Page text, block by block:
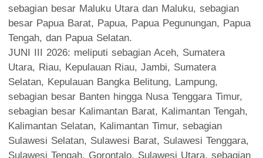
sebagian besar Maluku Utara dan Maluku, sebagian
besar Papua Barat, Papua, Papua Pegunungan, Papua
Tengah, dan Papua Selatan.
JUNI III 2026: meliputi sebagian Aceh, Sumatera
Utara, Riau, Kepulauan Riau, Jambi, Sumatera
Selatan, Kepulauan Bangka Belitung, Lampung,
sebagian besar Banten hingga Nusa Tenggara Timur,
sebagian besar Kalimantan Barat, Kalimantan Tengah,
Kalimantan Selatan, Kalimantan Timur, sebagian
Sulawesi Selatan, Sulawesi Barat, Sulawesi Tenggara,
Sulawesi Tengah, Gorontalo, Sulawesi Utara, sebagian